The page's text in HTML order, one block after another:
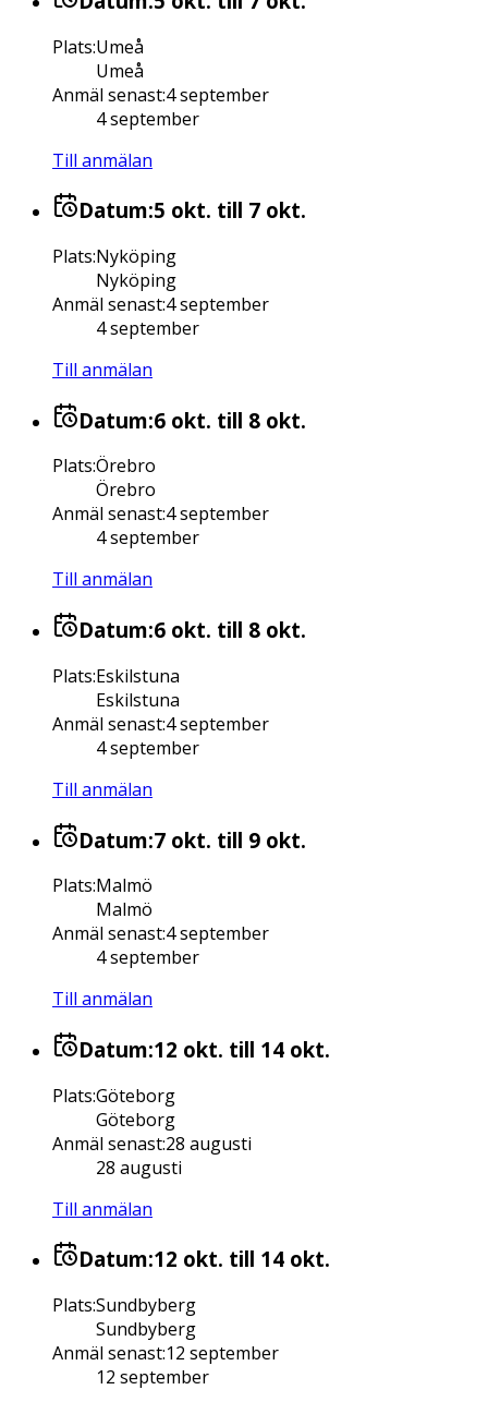
Plats:Umeå
Umeå
Anmäl senast:4 september
4 september
Till anmälan
Datum:5 okt. till 7 okt.
Plats:Nyköping
Nyköping
Anmäl senast:4 september
4 september
Till anmälan
Datum:6 okt. till 8 okt.
Plats:Örebro
Örebro
Anmäl senast:4 september
4 september
Till anmälan
Datum:6 okt. till 8 okt.
Plats:Eskilstuna
Eskilstuna
Anmäl senast:4 september
4 september
Till anmälan
Datum:7 okt. till 9 okt.
Plats:Malmö
Malmö
Anmäl senast:4 september
4 september
Till anmälan
Datum:12 okt. till 14 okt.
Plats:Göteborg
Göteborg
Anmäl senast:28 augusti
28 augusti
Till anmälan
Datum:12 okt. till 14 okt.
Plats:Sundbyberg
Sundbyberg
Anmäl senast:12 september
12 september